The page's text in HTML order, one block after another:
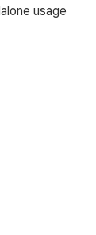
usage